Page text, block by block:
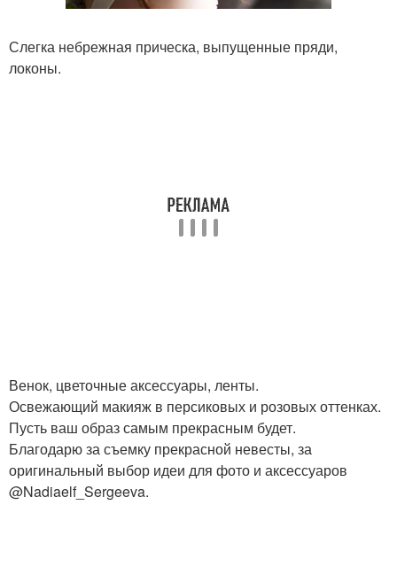
Слегка небрежная прическа, выпущенные пряди,
локоны.
Венок, цветочные аксессуары, ленты.
Освежающий макияж в персиковых и розовых оттенках.
Пусть ваш образ самым прекрасным будет.
Благодарю за съемку прекрасной невесты, за
оригинальный выбор идеи для фото и аксессуаров
@Nadiaelf_Sergeeva.